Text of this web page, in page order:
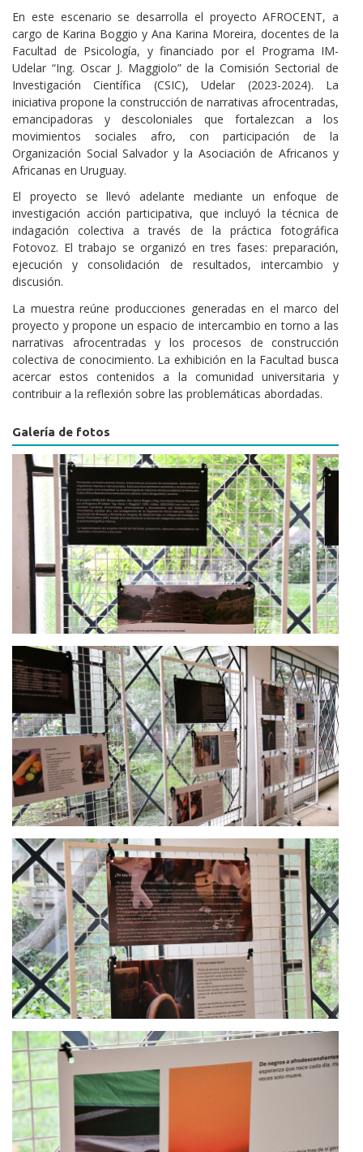
En este escenario se desarrolla el proyecto AFROCENT, a
cargo de Karina Boggio y Ana Karina Moreira, docentes de la
Facultad de Psicología, y financiado por el Programa IM-
Udelar “Ing. Oscar J. Maggiolo” de la Comisión Sectorial de
Investigación Científica (CSIC), Udelar (2023-2024). La
iniciativa propone la construcción de narrativas afrocentradas,
emancipadoras y descoloniales que fortalezcan a los
movimientos sociales afro, con participación de la
Organización Social Salvador y la Asociación de Africanos y
Africanas en Uruguay.
El proyecto se llevó adelante mediante un enfoque de
investigación acción participativa, que incluyó la técnica de
indagación colectiva a través de la práctica fotográfica
Fotovoz. El trabajo se organizó en tres fases: preparación,
ejecución y consolidación de resultados, intercambio y
discusión.
La muestra reúne producciones generadas en el marco del
proyecto y propone un espacio de intercambio en torno a las
narrativas afrocentradas y los procesos de construcción
colectiva de conocimiento. La exhibición en la Facultad busca
acercar estos contenidos a la comunidad universitaria y
contribuir a la reflexión sobre las problemáticas abordadas.
Galería de fotos